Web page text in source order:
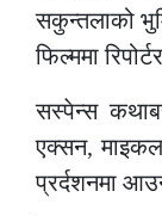
सकुन्तलाको
फिल्ममा
सस्पेन्स
एक्सन,
प्रर्दशनमा